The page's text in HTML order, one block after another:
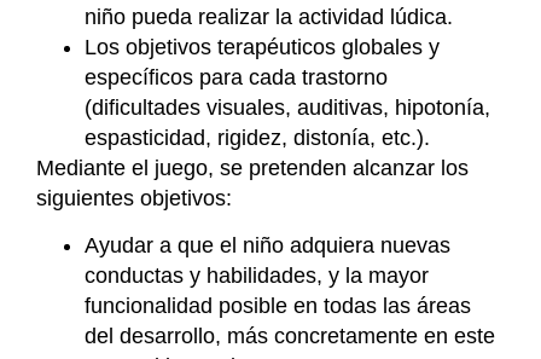
niño pueda realizar la actividad lúdica.
Los objetivos terapéuticos globales y
específicos para cada trastorno
(dificultades visuales, auditivas, hipotonía,
espasticidad, rigidez, distonía, etc.).
Mediante el juego, se pretenden alcanzar los
siguientes objetivos:
Ayudar a que el niño adquiera nuevas
conductas y habilidades, y la mayor
funcionalidad posible en todas las áreas
del desarrollo, más concretamente en este